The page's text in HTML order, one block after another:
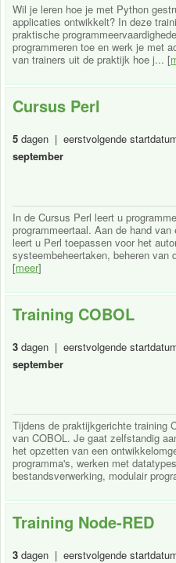
Wil je leren hoe je met Python
applicaties ontwikkelt? In deze
praktische
programmeren toe en werk je met
van trainers uit de praktijk hoe j... [
Cursus Perl
5 dagen | eerstvolgende
september
In de Cursus Perl leert u
programmeertaal. Aan de hand
leert u Perl toepassen voor het
systeembeheertaken, beheren van
[meer]
Training COBOL
3 dagen | eerstvolgende
september
Tijdens de praktijkgerichte training
van COBOL. Je gaat zelfstandig
het opzetten van een
programma's, werken met
bestandsverwerking, modulair
Training Node-RED
3 dagen | eerstvolgende